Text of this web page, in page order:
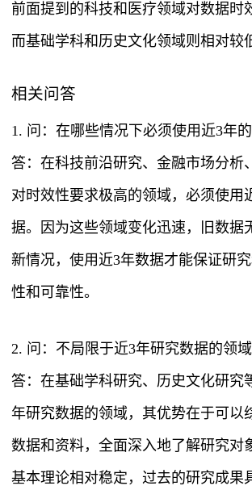
前面提到的科技和医疗领域对数据时
而基础学科和历史文化领域则相对较
相关问答
1. 问：在哪些情况下必须使用近3年的
答：在科技前沿研究、金融市场分析
对时效性要求极高的领域，必须使用
据。因为这些领域变化迅速，旧数据
新情况，使用近3年数据才能保证研
性和可靠性。
2. 问：不局限于近3年研究数据的领域
答：在基础学科研究、历史文化研究
年研究数据的领域，其优势在于可以
数据和资料，全面深入地了解研究对
基本理论相对稳定，过去的研究成果